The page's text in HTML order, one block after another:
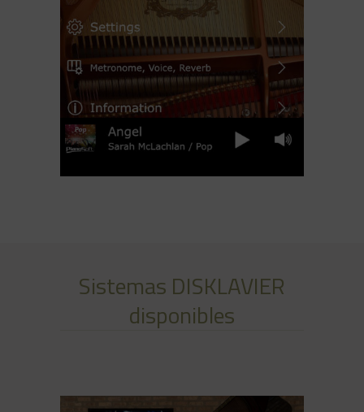
Sistemas DISKLAVIER
disponibles